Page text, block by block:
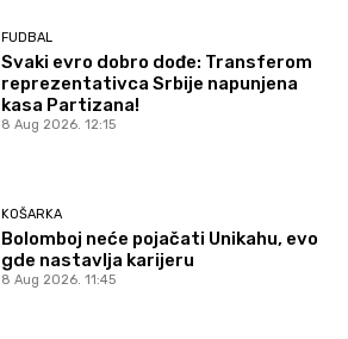
FUDBAL
Svaki evro dobro dođe: Transferom
reprezentativca Srbije napunjena
kasa Partizana!
8 Aug 2026. 12:15
KOŠARKA
Bolomboj neće pojačati Unikahu, evo
gde nastavlja karijeru
8 Aug 2026. 11:45